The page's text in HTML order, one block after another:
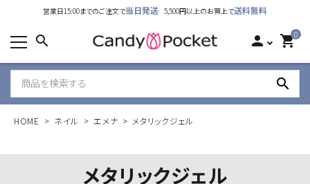
営業日15:00までのご注文で当日発送 5,500円以上のお買上で送料無料
search person 0
shopping_cart
search
HOME ネイル エメナ メタリックジェル
カテゴリーから探す
ランキング
新着商品
ご利用ガイド
特定商取引法表示について
メタリックジェル